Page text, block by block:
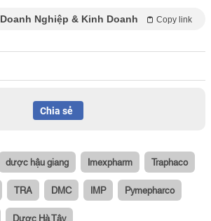
Doanh Nghiệp & Kinh Doanh Copy link
Chia sẻ
dược hậu giang Imexpharm Traphaco
TRA DMC IMP Pymepharco
Dược Hà Tây